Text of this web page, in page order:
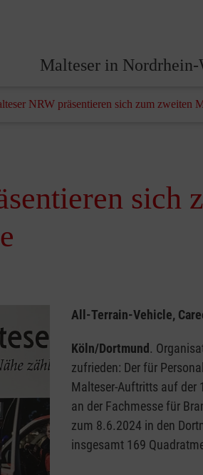
Malteser in Nordrhein-
NRW präsentieren sich zum zweiten
sich
All-Terrain-Vehicle,
Köln/Dortmund.
zufrieden: Der für
Malteser-Auftritts auf der
an der Fachmesse für
zum 8.6.2024 in den
insgesamt 169